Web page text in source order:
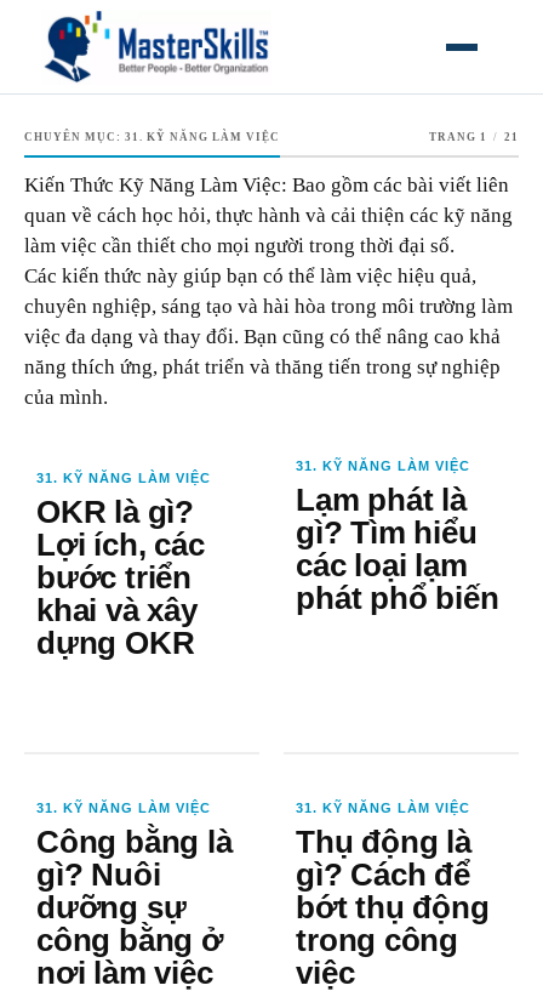
MỞ MENU
CHUYÊN MỤC: 31. KỸ NĂNG LÀM VIỆC TRANG 1 / 21
Kiến Thức Kỹ Năng Làm Việc: Bao gồm các bài viết liên
quan về cách học hỏi, thực hành và cải thiện các kỹ năng
làm việc cần thiết cho mọi người trong thời đại số.
Các kiến thức này giúp bạn có thể làm việc hiệu quả,
chuyên nghiệp, sáng tạo và hài hòa trong môi trường làm
việc đa dạng và thay đổi. Bạn cũng có thể nâng cao khả
năng thích ứng, phát triển và thăng tiến trong sự nghiệp
của mình.
31. KỸ NĂNG LÀM VIỆC
OKR là gì?
Lợi ích, các
bước triển
khai và xây
dựng OKR
31. KỸ NĂNG LÀM VIỆC
Lạm phát là
gì? Tìm hiểu
các loại lạm
phát phổ biến
31. KỸ NĂNG LÀM VIỆC
Công bằng là
gì? Nuôi
dưỡng sự
công bằng ở
nơi làm việc
31. KỸ NĂNG LÀM VIỆC
Thụ động là
gì? Cách để
bớt thụ động
trong công
việc